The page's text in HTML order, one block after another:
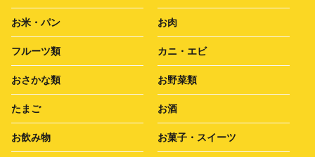
お米・パン お肉
フルーツ類 カニ・エビ
おさかな類 お野菜類
たまご お酒
お飲み物 お菓子・スイーツ